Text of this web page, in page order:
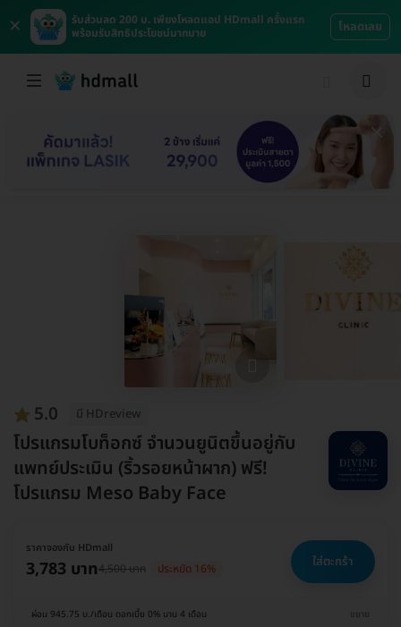
×
รับส่วนลด 200 บ. เพียงโหลดแอป HDmall ครั้งแรก
พร้อมรับสิทธิประโยชน์มากมาย
โหลดเลย
5.0 มี HDreview
โปรแกรมโบท็อกซ์ จำนวนยูนิตขึ้นอยู่กับ
แพทย์ประเมิน (ริ้วรอยหน้าผาก) ฟรี!
โปรแกรม Meso Baby Face
ราคาจองกับ HDmall
3,783 บาท4,500 บาท ประหยัด 16% ใส่ตะกร้า
ผ่อน 945.75 บ./เดือน ดอกเบี้ย 0% นาน 4 เดือน ขยาย